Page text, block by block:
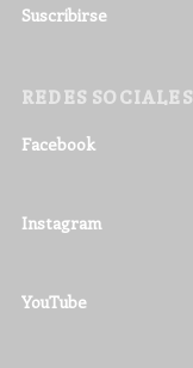
Suscribirse
REDES SOCIALES
Facebook
Instagram
YouTube